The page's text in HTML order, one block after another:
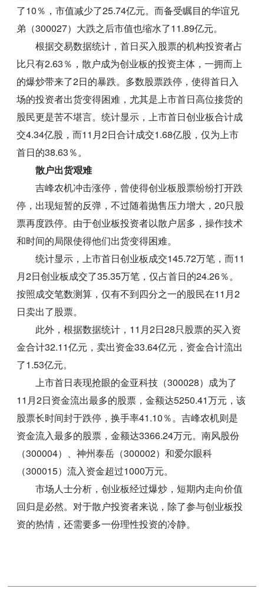
了10％，市值减少了25.74亿元。而备受瞩目的华谊兄
弟（300027）大跌之后市值也缩水了11.89亿元。
根据交易数据统计，首日买入股票的机构投资者占
比只有2.63％，散户成为创业板的投资主体，一拥而上
的爆炒带来了2日的暴跌。多数股票跌停，使得首日入
场的投资者出货变得困难，尤其是上市首日高位接货的
股民更是苦不堪言。统计显示，上市首日创业板合计成
交4.34亿股，而11月2日合计成交1.68亿股，仅为上市
首日的38.63％。
散户出货艰难
吉峰农机冲击涨停，曾使得创业板股票纷纷打开跌
停，出现短暂的反弹，不过随着抛售压力增大，20只股
票再度跌停。由于创业板投资者以散户居多，操作技术
和时间的局限使得他们出货变得困难。
统计显示，上市首日创业板成交145.72万笔，而11
月2日创业板成交了35.35万笔，仅占首日的24.26％。
按照成交笔数测算，仅有不到四分之一的股民在11月2
日卖出了股票。
此外，根据数据统计，11月2日28只股票的买入资
金合计32.11亿元，卖出资金33.64亿元，资金合计流出
了1.53亿元。
上市首日表现抢眼的金亚科技（300028）成为了
11月2日资金流出最多的股票，金额达5250.41万元，该
股票长时间封于跌停，换手率41.10％。吉峰农机则是
资金流入最多的股票，金额达3366.24万元。南风股份
（300004）、神州泰岳（300002）和爱尔眼科
（300015）流入资金超过1000万元。
市场人士分析，创业板经过爆炒，短期内走向价值
回归是必然。对于散户投资者来说，除了参与创业板投
资的热情，还需要多一份理性投资的冷静。